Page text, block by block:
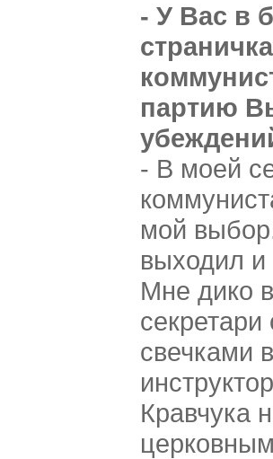
- У Вас в
партию
- В моей
мой
выходил и
Мне дико
свечками
Кравчука